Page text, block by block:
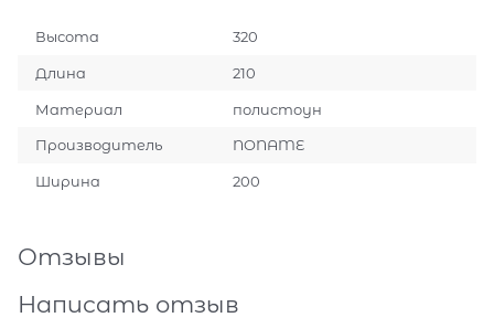
Высота 320
Длина 210
Материал полистоун
Производитель NONAME
Ширина 200
Отзывы
Написать отзыв